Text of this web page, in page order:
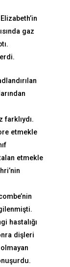
gaz
etmekle
etmekle
hastalığı
dişleri